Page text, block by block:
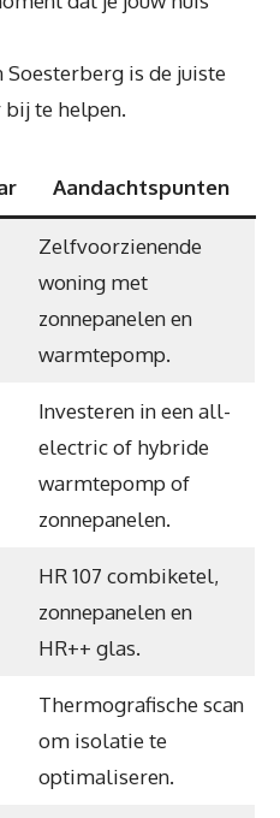
Soesterberg is de juiste
te helpen.
Aandachtspunten
Zelfvoorzienende
woning met
zonnepanelen en
warmtepomp.
Investeren in een all-
electric of hybride
warmtepomp of
zonnepanelen.
HR 107 combiketel,
zonnepanelen en
HR++ glas.
Thermografische scan
om isolatie te
optimaliseren.